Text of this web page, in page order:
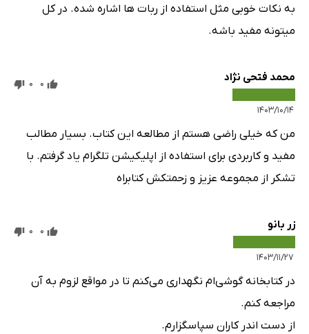
به نکات خوبی مثل استفاده از ربات ها اشاره شده. در کل
میتونه مفید باشه.
محمد فتحی نژاد
۱۴۰۳/۱۰/۱۴
0
0
من که خیلی راضی هستم از مطالعه این کتاب. بسیار مطالب
مفید و کاربردی برای استفاده از اپلیکیشن تلگرام یاد گرفتم. با
تشکر از مجموعه عزیز و زحمتکش کتابراه
زر بانو
۱۴۰۳/۱۱/۲۷
0
0
در کتابخانه گوشی‌ام نگهداری می‌کنم تا در مواقع لزوم به آن
مراجعه کنم.
از دست اندر کاران سپاسگزارم.